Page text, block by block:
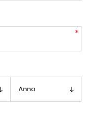
*